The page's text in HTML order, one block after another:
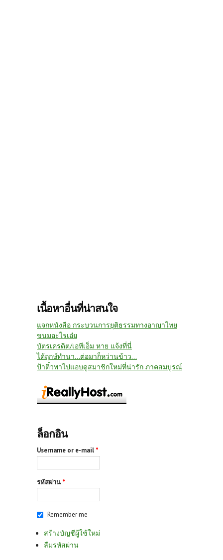
เนื้อหาอื่นที่น่าสนใจ
แจกหนังสือ กระบวนการยุติธรรมทางอาญาไทย
ขนมอะไรเอ๋ย
บัตรเครดิต/เอทีเอ็ม หาย แจ้งที่นี่
ได้ฤกษ์ทำนา...ต่อมาก็หว่านข้าว...
ป้าติ๋วพาไปแอบดูสมาชิกใหม่ที่น่ารัก ภาคสมบูรณ์
ล็อกอิน
Username or e-mail *
รหัสผ่าน *
Remember me
สร้างบัญชีผู้ใช้ใหม่
ลืมรหัสผ่าน